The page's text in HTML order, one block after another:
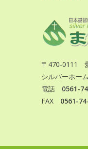
〒470-0111
シルバーホ
電話 0561-
FAX 0561-